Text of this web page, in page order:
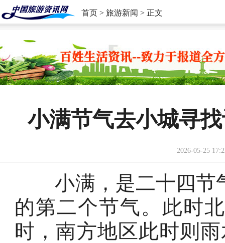
首页 > 旅游新闻 > 正文
小满节气去小城寻
2026-05-25
小满，是二十四节
的第二个节气。此时
时，南方地区此时则